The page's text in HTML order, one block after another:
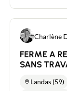
Charlène
FERME A
SANS
Landas (59)